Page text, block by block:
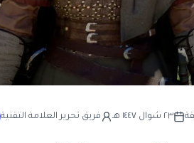
فريق تحرير العلامة التقنية ٢٣ شوال ١٤٤٧ هـ